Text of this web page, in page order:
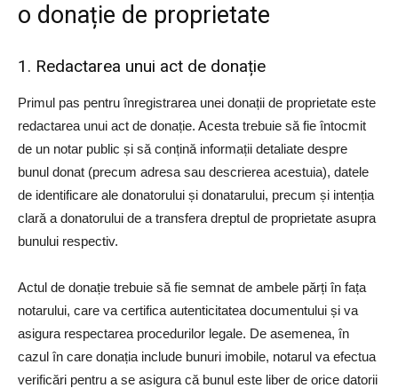
o donație de proprietate
1. Redactarea unui act de donație
Primul pas pentru înregistrarea unei donații de proprietate este
redactarea unui act de donație. Acesta trebuie să fie întocmit
de un notar public și să conțină informații detaliate despre
bunul donat (precum adresa sau descrierea acestuia), datele
de identificare ale donatorului și donatarului, precum și intenția
clară a donatorului de a transfera dreptul de proprietate asupra
bunului respectiv.
Actul de donație trebuie să fie semnat de ambele părți în fața
notarului, care va certifica autenticitatea documentului și va
asigura respectarea procedurilor legale. De asemenea, în
cazul în care donația include bunuri imobile, notarul va efectua
verificări pentru a se asigura că bunul este liber de orice datorii